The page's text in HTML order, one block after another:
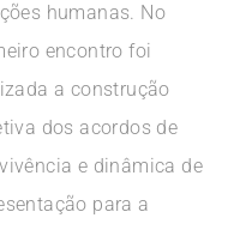
humanas. No
encontro foi
a construção
dos acordos de
e dinâmica de
para a